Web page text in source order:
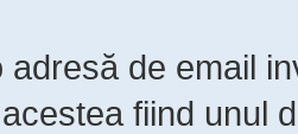
adresă de email
fiind unul